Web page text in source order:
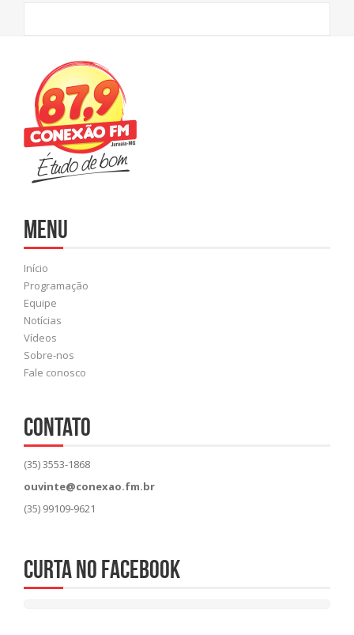
Menu
Início
Programação
Equipe
Notícias
Vídeos
Sobre-nos
Fale conosco
CONTATO
(35) 3553-1868
ouvinte@conexao.fm.br
(35) 99109-9621
Curta no Facebook